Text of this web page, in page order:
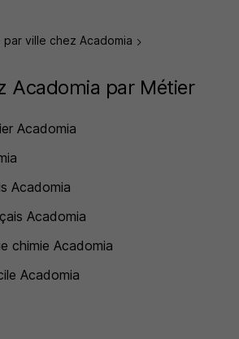
ville chez Acadomia
Acadomia par Métier
Acadomia
Acadomia
Acadomia
chimie Acadomia
Acadomia